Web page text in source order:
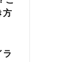
方
ラ